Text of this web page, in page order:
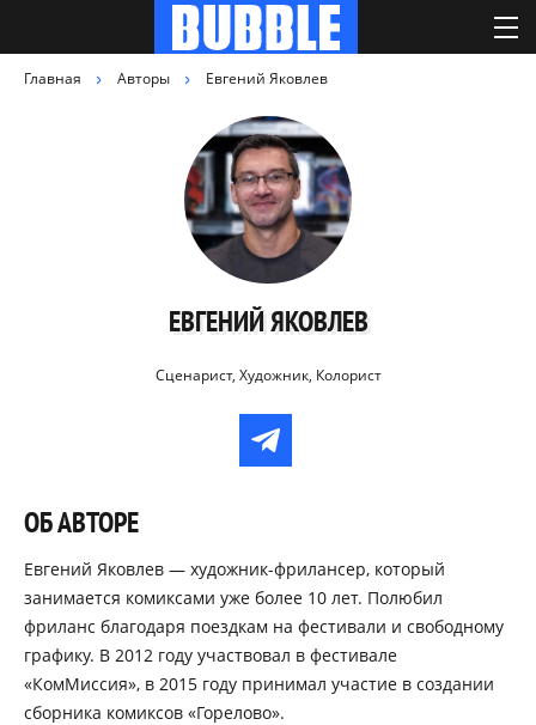
Главная Авторы Евгений Яковлев
ЕВГЕНИЙ ЯКОВЛЕВ
Сценарист, Художник, Колорист
ОБ АВТОРЕ
Евгений Яковлев — художник-фрилансер, который
занимается комиксами уже более 10 лет. Полюбил
фриланс благодаря поездкам на фестивали и свободному
графику. В 2012 году участвовал в фестивале
«КомМиссия», в 2015 году принимал участие в создании
сборника комиксов «Горелово».